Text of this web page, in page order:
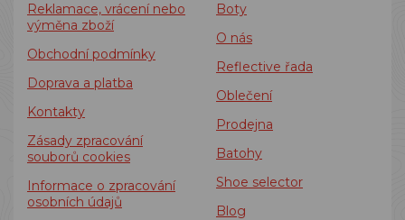
Reklamace, vrácení nebo
výměna zboží
Obchodní podmínky
Doprava a platba
Kontakty
Zásady zpracování
souborů cookies
Informace o zpracování
osobních údajů
Boty
O nás
Reflective řada
Oblečení
Prodejna
Batohy
Shoe selector
Blog